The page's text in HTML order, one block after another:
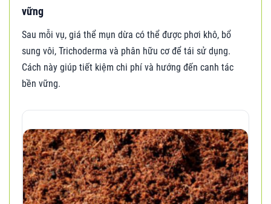
vững
Sau mỗi vụ, giá thể mụn dừa có thể được phơi khô, bổ
sung vôi, Trichoderma và phân hữu cơ để tái sử dụng.
Cách này giúp tiết kiệm chi phí và hướng đến canh tác
bền vững.